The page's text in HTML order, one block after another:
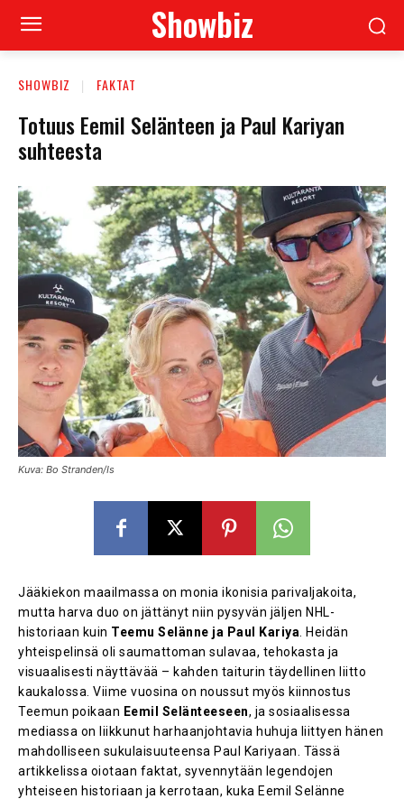
Showbiz
SHOWBIZ FAKTAT
Totuus Eemil Selänteen ja Paul Kariyan
suhteesta
Kuva: Bo Stranden/Is
Jääkiekon maailmassa on monia ikonisia parivaljakoita,
mutta harva duo on jättänyt niin pysyvän jäljen NHL-
historiaan kuin Teemu Selänne ja Paul Kariya . Heidän
yhteispelinsä oli saumattoman sulavaa, tehokasta ja
visuaalisesti näyttävää – kahden taiturin täydellinen liitto
kaukalossa. Viime vuosina on noussut myös kiinnostus
Teemun poikaan Eemil Selänteeseen, ja sosiaalisessa
mediassa on liikkunut harhaanjohtavia huhuja liittyen hänen
mahdolliseen sukulaisuuteensa Paul Kariyaan. Tässä
artikkelissa oiotaan faktat, syvennytään legendojen
yhteiseen historiaan ja kerrotaan, kuka Eemil Selänne